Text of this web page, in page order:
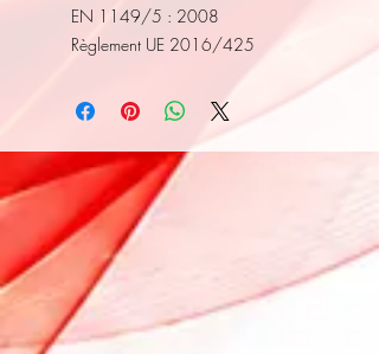
EN 1149/5 : 2008
Règlement UE 2016/425